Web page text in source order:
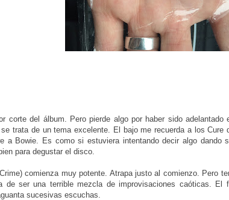
corte del álbum. Pero pierde algo por haber sido
trata de un tema excelente. El bajo me recuerda a los
a Bowie. Es como si estuviera intentando decir algo
para degustar el disco.
comienza muy potente. Atrapa justo al comienzo. Pero
ser una terrible mezcla de improvisaciones caóticas. El
sucesivas escuchas.